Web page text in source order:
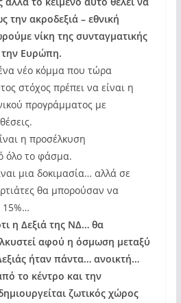
την ακροδεξιά – εθνική
νίκη της συνταγματικής
την Ευρώπη.
νέο κόμμα που τώρα
στόχος πρέπει να είναι η
προγράμματος με
η προσέλκυση
όλο το φάσμα.
μια δοκιμασία… αλλά σε
θα μπορούσαν να
15%…
η Δεξιά της ΝΔ… θα
αφού η όσμωση μεταξύ
ήταν πάντα… ανοικτή…
το κέντρο και την
ζωτικός χώρος